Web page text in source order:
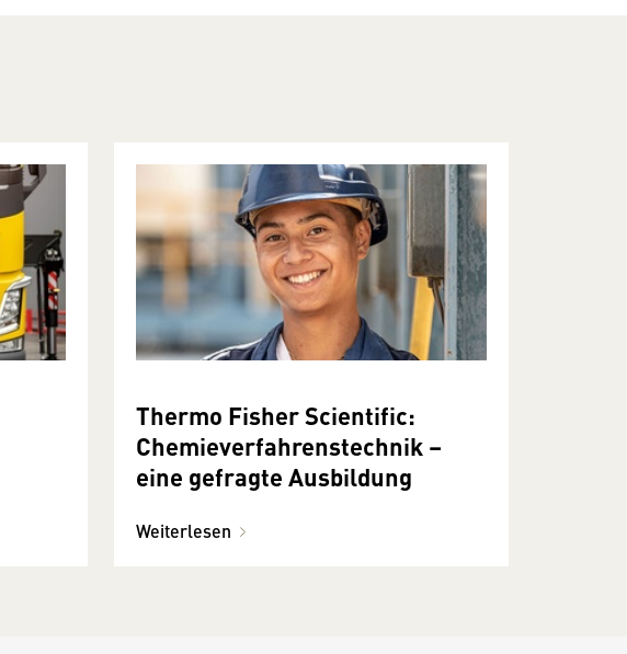
Thermo Fisher Scientific:
Chemieverfahrenstechnik –
eine gefragte Ausbildung
Weiterlesen